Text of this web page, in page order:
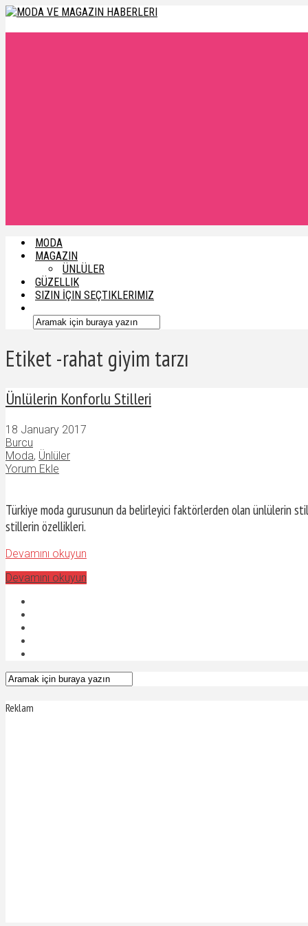
MODA
MAGAZIN
ÜNLÜLER
GÜZELLIK
SIZIN İÇIN SEÇTIKLERIMIZ
Etiket -rahat giyim tarzı
Ünlülerin Konforlu Stilleri
18 January 2017
Burcu
Moda, Ünlüler
Yorum Ekle
Türkiye moda gurusunun da belirleyici faktörlerden olan ünlülerin
stillerin özellikleri.
Devamını okuyun
Devamını okuyun
Reklam